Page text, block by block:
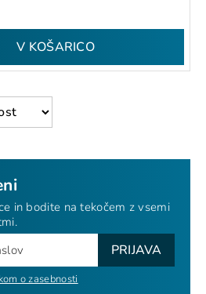
V KOŠARICO
in bodite na tekočem z vsemi
o zasebnosti
PRIJAVA